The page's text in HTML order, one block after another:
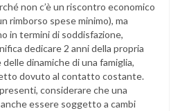
non c’è un riscontro economico
rimborso spese minimo), ma
in termini di soddisfazione,
dedicare 2 anni della propria
dinamiche di una famiglia,
dovuto al contatto costante.
considerare che una
essere soggetto a cambi